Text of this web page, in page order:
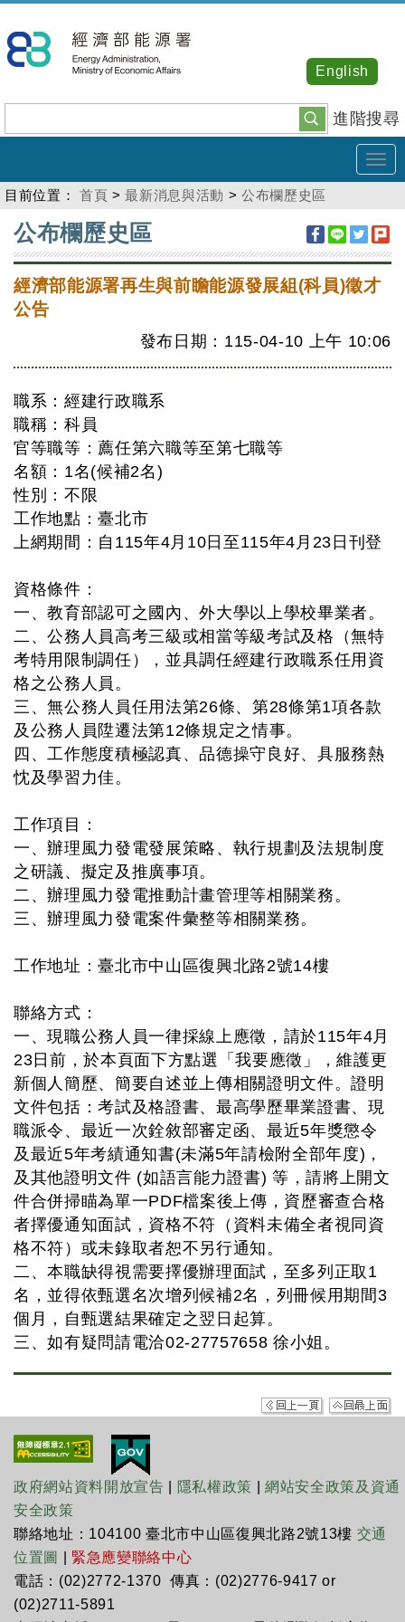
到
主
內
容
進階搜尋
English
目前位置： 首頁 >最新消息與活動 >公布欄歷史區
:::
公布欄歷史區
經濟部能源署再生與前瞻能源發展組(科員)徵才
公告
發布日期：115-04-10 上午 10:06
職系：經建行政職系
職稱：科員
官等職等：薦任第六職等至第七職等
名額：1名(候補2名)
性別：不限
工作地點：臺北市
上網期間：自115年4月10日至115年4月23日刊登
資格條件：
一、教育部認可之國內、外大學以上學校畢業者。
二、公務人員高考三級或相當等級考試及格（無特
考特用限制調任），並具調任經建行政職系任用資
格之公務人員。
三、無公務人員任用法第26條、第28條第1項各款
及公務人員陞遷法第12條規定之情事。
四、工作態度積極認真、品德操守良好、具服務熱
忱及學習力佳。
工作項目：
一、辦理風力發電發展策略、執行規劃及法規制度
之研議、擬定及推廣事項。
二、辦理風力發電推動計畫管理等相關業務。
三、辦理風力發電案件彙整等相關業務。
工作地址：臺北市中山區復興北路2號14樓
聯絡方式：
一、現職公務人員一律採線上應徵，請於115年4月
23日前，於本頁面下方點選「我要應徵」，維護更
新個人簡歷、簡要自述並上傳相關證明文件。證明
文件包括：考試及格證書、最高學歷畢業證書、現
職派令、最近一次銓敘部審定函、最近5年獎懲令
及最近5年考績通知書(未滿5年請檢附全部年度)，
及其他證明文件 (如語言能力證書) 等，請將上開文
件合併掃瞄為單一PDF檔案後上傳，資歷審查合格
者擇優通知面試，資格不符（資料未備全者視同資
格不符）或未錄取者恕不另行通知。
二、本職缺得視需要擇優辦理面試，至多列正取1
名，並得依甄選名次增列候補2名，列冊候用期間3
個月，自甄選結果確定之翌日起算。
三、如有疑問請電洽02-27757658 徐小姐。
政府網站資料開放宣告 隱私權政策 |網站安全政策及資通
安全政策
聯絡地址：104100 臺北市中山區復興北路2號13樓 交通
位置圖
緊急應變聯絡中心
電話：(02)2772-1370 傳真：(02)2776-9417 or
(02)2711-5891